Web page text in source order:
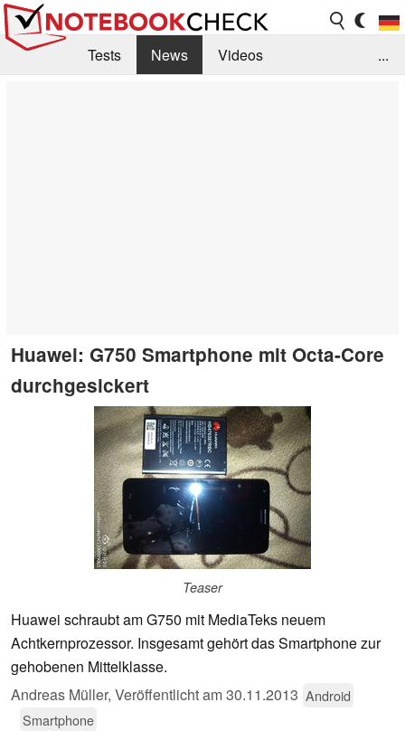
Tests News
Videos
...
Huawei: G750 Smartphone mit Octa-Core
durchgesickert
Teaser
Huawei schraubt am G750 mit MediaTeks neuem
Achtkernprozessor. Insgesamt gehört das Smartphone zur
gehobenen Mittelklasse.
Andreas Müller, Veröffentlicht am30.11.2013 Android
Smartphone